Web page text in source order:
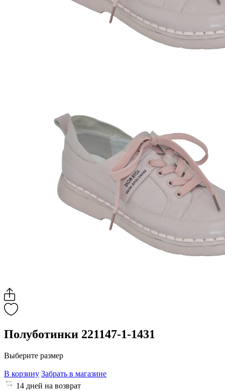
Полуботинки 221147-1-1431
Выберите размер
В корзину Забрать в магазине
14 дней на возврат